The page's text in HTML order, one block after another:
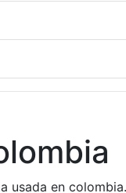
usada en colombia.